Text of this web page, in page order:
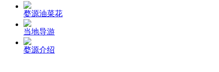
婺源油菜花
当地导游
婺源介绍